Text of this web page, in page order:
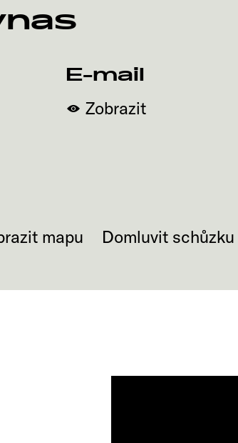
E-mail
Zobrazit
mapu Domluvit schůzku